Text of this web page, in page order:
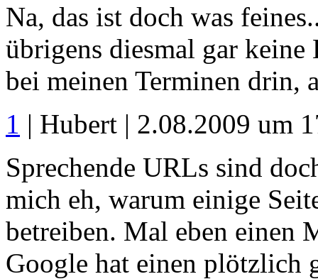
Na, das ist doch was
übrigens diesmal gar
bei meinen Terminen drin,
1 | Hubert | 2.08.2009 um
Sprechende URLs sind
mich eh, warum einige
betreiben. Mal eben einen
Google hat einen plötzlich